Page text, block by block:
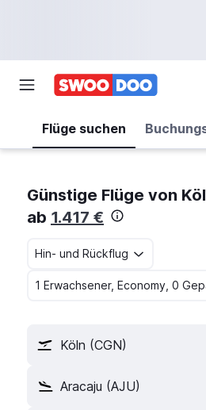
Flüge suchen
Günstige Flüge von
ab 1.417 €
Hin- und Rückflug
1 Erwachsener, Economy, 0
Köln (CGN)
Aracaju (AJU)